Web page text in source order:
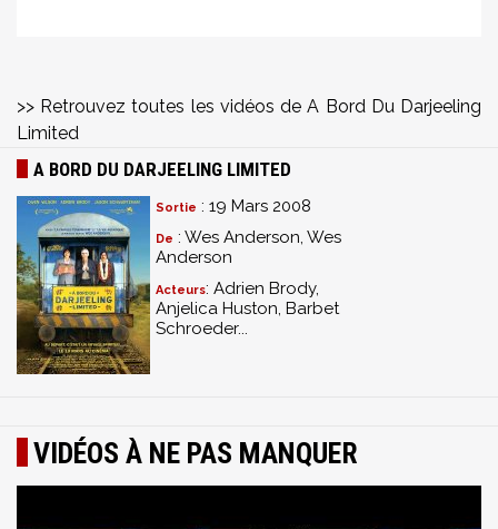
>> Retrouvez toutes les vidéos de A Bord Du Darjeeling
Limited
A BORD DU DARJEELING LIMITED
Sortie : 19 Mars 2008
De : Wes Anderson, Wes
Anderson
Acteurs: Adrien Brody,
Anjelica Huston, Barbet
Schroeder...
VIDÉOS À NE PAS MANQUER